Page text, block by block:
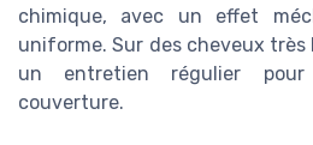
chimique, avec un effet
uniforme. Sur des cheveux
un entretien régulier
couverture.